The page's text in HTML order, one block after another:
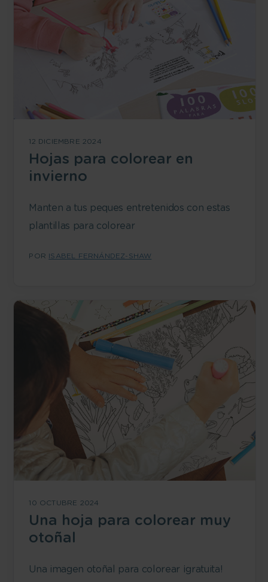
12 DICIEMBRE 2024
Hojas para colorear en
invierno
Manten a tus peques entretenidos con estas
plantillas para colorear
POR ISABEL FERNÁNDEZ-SHAW
10 OCTUBRE 2024
Una hoja para colorear muy
otoñal
Una imagen otoñal para colorear ¡gratuita!